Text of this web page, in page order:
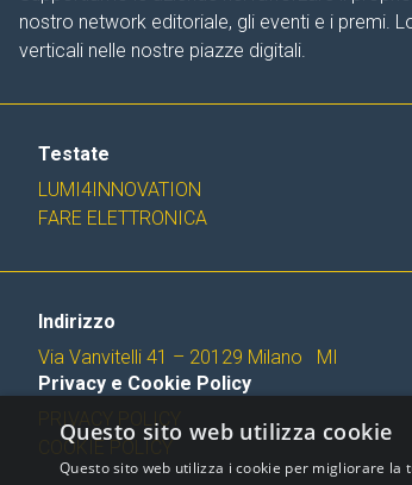
nostro network editoriale, gli eventi e i premi.
verticali nelle nostre piazze digitali.
Testate
LUMI4INNOVATION
FARE ELETTRONICA
Indirizzo
Via Vanvitelli 41 – 20129 Milano MI
Privacy e Cookie Policy
PRIVACY POLICY
COOKIE POLICY
Questo sito web utilizza cookie
Questo sito web utilizza i cookie per migliorare la